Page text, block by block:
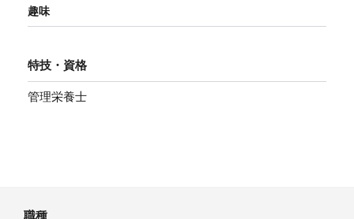
趣味
特技・資格
管理栄養士
職種